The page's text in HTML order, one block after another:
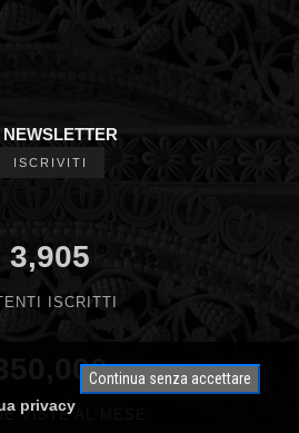
NEWSLETTER
ISCRIVITI
3,905
ISCRITTI
350,000
VISTE AL MESE
Continua senza accettare
privacy